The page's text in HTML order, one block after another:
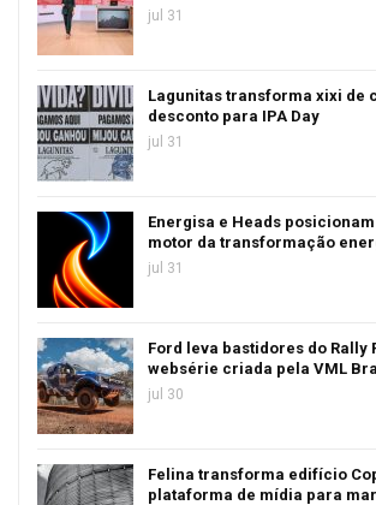
jul 31
Lagunitas transforma xixi de
desconto para IPA Day
jul 31
Energisa e Heads
motor da transformação
jul 31
Ford leva bastidores do Rally
websérie criada pela VML
jul 30
Felina transforma edifício
plataforma de mídia para